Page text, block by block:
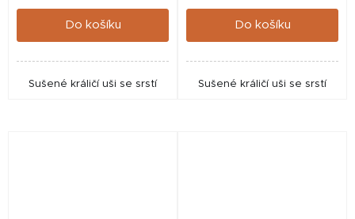
cena:
Do košíku
Sušené králičí uši se srstí
cena:
Do košíku
Sušené králičí uši se srstí